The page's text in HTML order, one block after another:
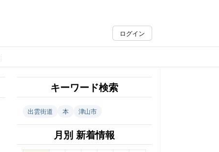
ログイン
キーワード検索
出雲街道 本 津山市
月別 新着情報